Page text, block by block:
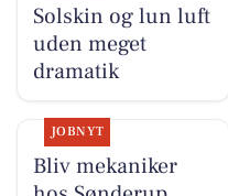
Solskin og lun luft
uden meget
dramatik
JOBNYT
Bliv mekaniker